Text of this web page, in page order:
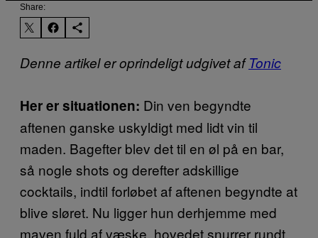
Share:
Denne artikel er oprindeligt udgivet afTonic
Her er situationen: Din ven begyndte
aftenen ganske uskyldigt med lidt vin til
maden. Bagefter blev det til en øl på en bar,
så nogle shots og derefter adskillige
cocktails, indtil forløbet af aftenen begyndte at
blive sløret. Nu ligger hun derhjemme med
maven fuld af væske, hovedet snurrer rundt,